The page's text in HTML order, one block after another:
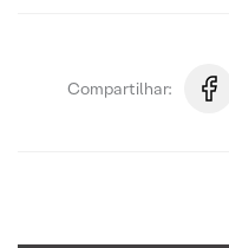
Compartilhar: